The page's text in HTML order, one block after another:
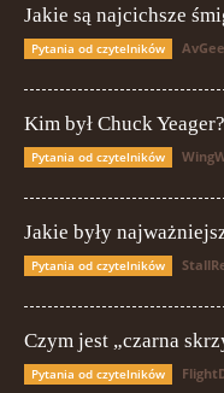
Jakie są najcichsze
Pytania od czytelników
Kim był Chuck Yeager?
Pytania od czytelników
Jakie były
Pytania od czytelników
Czym jest „czarna
Pytania od czytelników